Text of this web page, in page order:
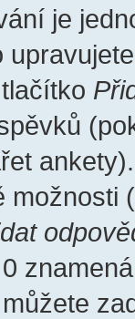
je
možnosti